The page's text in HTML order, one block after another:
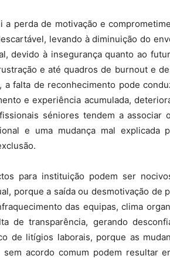
a perda de motivação e
levando à diminuição do
devido à insegurança quanto ao
e até quadros de burnout e
a falta de reconhecimento pode
e experiência acumulada,
séniores tendem a associar
e uma mudança mal explicada
para instituição podem ser
porque a saída ou desmotivação de
das equipas, clima
de transparência, gerando
de litígios laborais, porque as
sem acordo comum podem resultar